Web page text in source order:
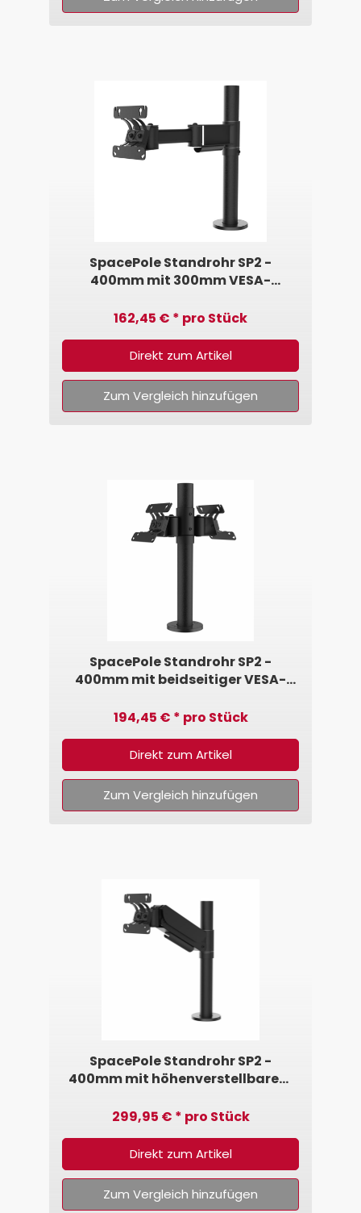
SpacePole Standrohr SP2 -
400mm mit 300mm VESA-
162,45 € * pro Stück
Direkt zum Artikel
Zum Vergleich hinzufügen
SpacePole Standrohr SP2 -
400mm mit beidseitiger VESA-
194,45 € * pro Stück
Direkt zum Artikel
Zum Vergleich hinzufügen
SpacePole Standrohr SP2 -
400mm mit höhenverstellbarem
299,95 € * pro Stück
Direkt zum Artikel
Zum Vergleich hinzufügen